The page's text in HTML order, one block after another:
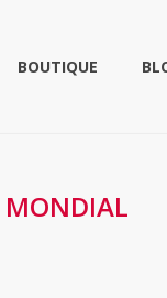
BOUTIQUE
MONDIAL